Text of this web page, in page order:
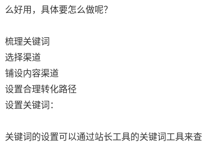
么好用，具体要怎么做呢？
梳理关键词
选择渠道
铺设内容渠道
设置合理转化路径
设置关键词：
关键词的设置可以通过站长工具的关键词工具来查